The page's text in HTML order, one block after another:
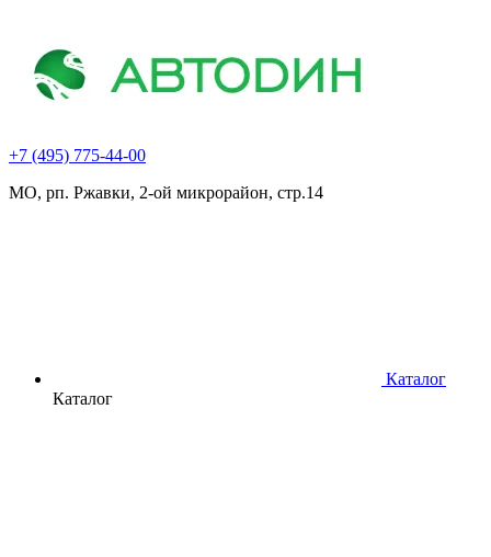
+7 (495) 775-44-00
МО, рп. Ржавки, 2-ой микрорайон, стр.14
Каталог
Каталог